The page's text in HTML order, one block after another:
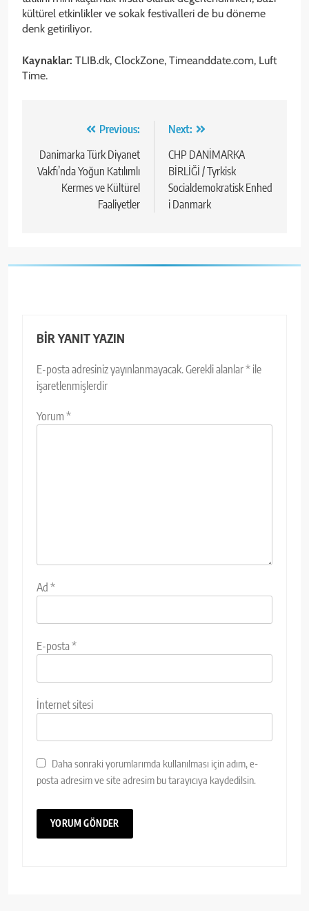
kültürel etkinlikler ve sokak festivalleri de bu döneme
denk getiriliyor.
Kaynaklar: TLIB.dk, ClockZone, Timeanddate.com, Luft
Time.
gezinmesi
Previous:
Danimarka Türk Diyanet
Vakfı’nda Yoğun Katılımlı
Kermes ve Kültürel
Faaliyetler
Next:
CHP DANİMARKA
BİRLİĞİ / Tyrkisk
Socialdemokratisk Enhed
i Danmark
BIR YANIT YAZIN
E-posta adresiniz yayınlanmayacak.Gerekli alanlar* ile
işaretlenmişlerdir
Yorum *
Ad *
E-posta*
İnternet sitesi
Daha sonraki yorumlarımda kullanılması için adım, e-
posta adresim ve site adresim bu tarayıcıya kaydedilsin.